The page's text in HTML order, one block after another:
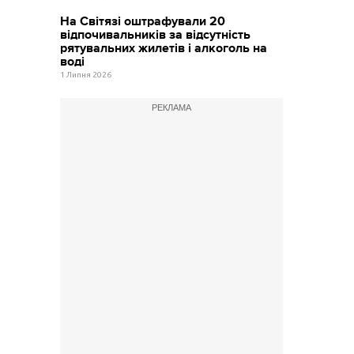
На Світязі оштрафували 20
відпочивальників за відсутність
рятувальних жилетів і алкоголь на
воді
1 Липня 2026
РЕКЛАМА